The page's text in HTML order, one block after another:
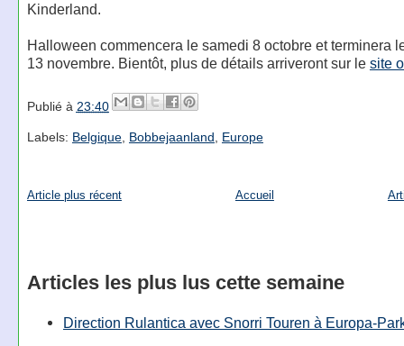
Kinderland.
Halloween commencera le samedi 8 octobre et terminera
13 novembre. Bientôt, plus de détails arriveront sur le site
Publié à 23:40
Labels: Belgique, Bobbejaanland Europe
Article plus récent Accueil
Articles les plus lus cette semaine
Direction Rulantica avec Snorri Touren à Europa-